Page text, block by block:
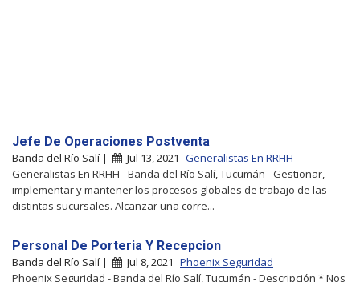
Jefe De Operaciones Postventa
Banda del Río Salí | Jul 13, 2021 Generalistas En RRHH
Generalistas En RRHH - Banda del Río Salí, Tucumán - Gestionar,
implementar y mantener los procesos globales de trabajo de las
distintas sucursales. Alcanzar una corre...
Personal De Porteria Y Recepcion
Banda del Río Salí | Jul 8, 2021 Phoenix Seguridad
Phoenix Seguridad - Banda del Río Salí, Tucumán - Descripción * Nos